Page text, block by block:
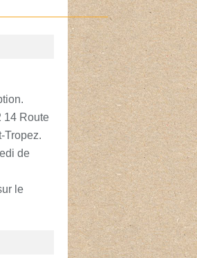
14 Route
Tropez.
de
le